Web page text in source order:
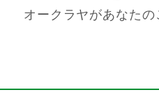
オークラヤがあなた